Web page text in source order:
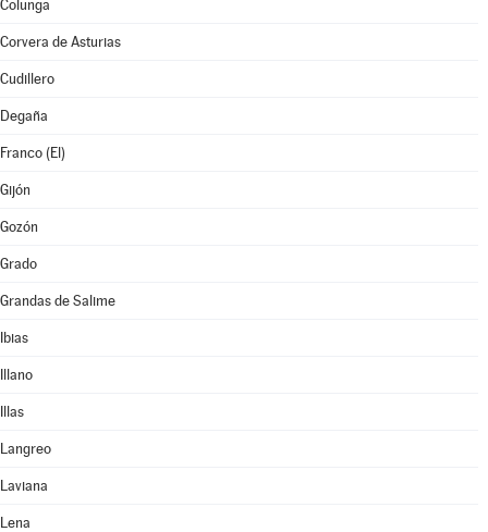
Colunga
Corvera de Asturias
Cudillero
Degaña
Franco (El)
Gijón
Gozón
Grado
Grandas de Salime
Ibias
Illano
Illas
Langreo
Laviana
Lena